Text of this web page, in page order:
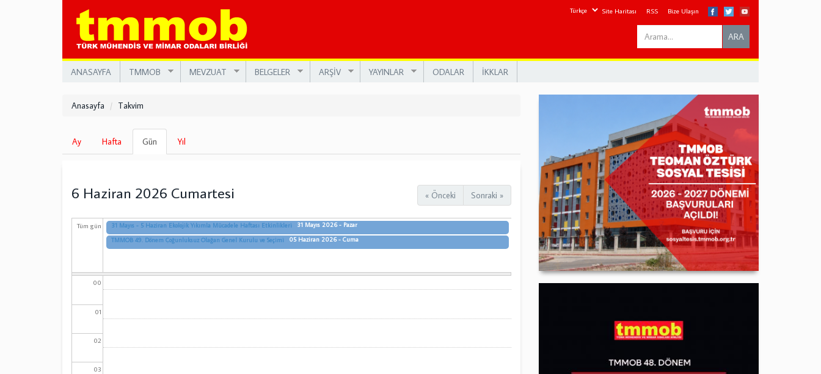
Site Haritası RSS Bize Ulaşın
Search
this
ARA
ANASAYFA TMMOB MEVZUAT BELGELER ARŞİV YAYINLAR ODALAR İKKLAR
Anasayfa Takvim
Birincil
sekmeler
Ay Hafta Gün
sekme)
Yıl
« Önceki Sonraki »
6 Haziran 2026 Cumartesi
Tüm gün 31 Mayıs - 5 Haziran Ekolojik Yıkımla Mücadele Haftası Etkinlikleri
31 Mayıs 2026 - Pazar
TMMOB 49. Dönem Çoğunluksuz Olağan Genel Kurulu ve Seçimi
05 Haziran 2026 - Cuma
00
01
02
03